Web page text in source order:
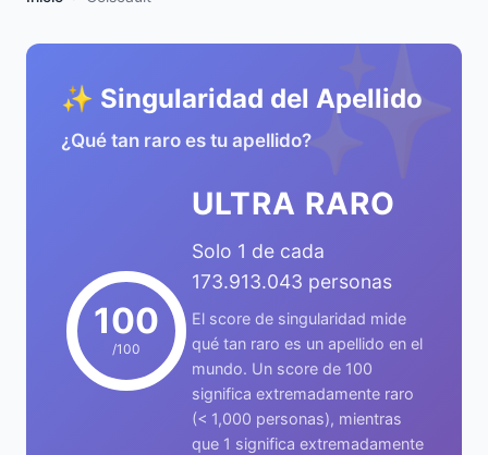
✨
✨ Singularidad del Apellido
¿Qué tan raro es tu apellido?
100
/100
ULTRA RARO
Solo 1 de cada
173.913.043 personas
El score de singularidad mide
qué tan raro es un apellido en el
mundo. Un score de 100
significa extremadamente raro
(< 1,000 personas), mientras
que 1 significa extremadamente